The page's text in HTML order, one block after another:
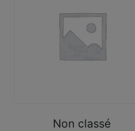
Non classé